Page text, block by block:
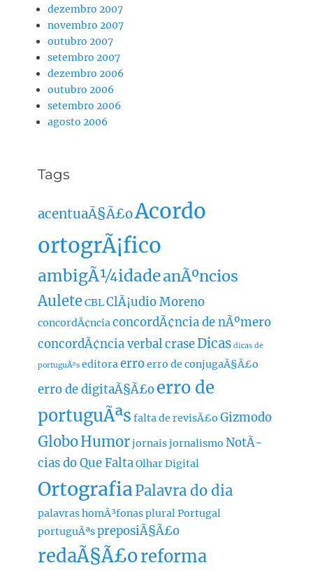
dezembro 2007
novembro 2007
outubro 2007
setembro 2007
dezembro 2006
outubro 2006
setembro 2006
agosto 2006
Tags
acentuaÃ§Ã£oAcordo
ortogrÃ¡fico
ambigÃ¼idadeanÃºncios
AuleteCBLClÃ¡udio Moreno
concordÃ¢nciaconcordÃ¢ncia de nÃºmero
concordÃ¢ncia verbalcraseDicas dicas de
portuguÃªs editoraerroerro de conjugaÃ§Ã£o
erro de digitaÃ§Ã£oerro de
portuguÃªs falta de revisÃ£o Gizmodo
GloboHumorjornaisjornalismo NotÃ­
cias do Que FaltaOlhar Digital
OrtografiaPalavra do dia
palavras homÃ³fonaspluralPortugal
portuguÃªspreposiÃ§Ã£o
redaÃ§Ã£oreforma